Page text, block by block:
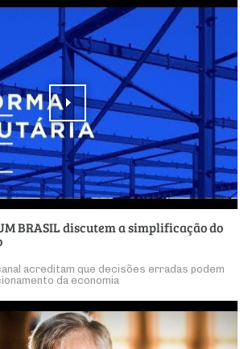
BRASIL discutem a simplificação do
acreditam que decisões erradas podem
da economia